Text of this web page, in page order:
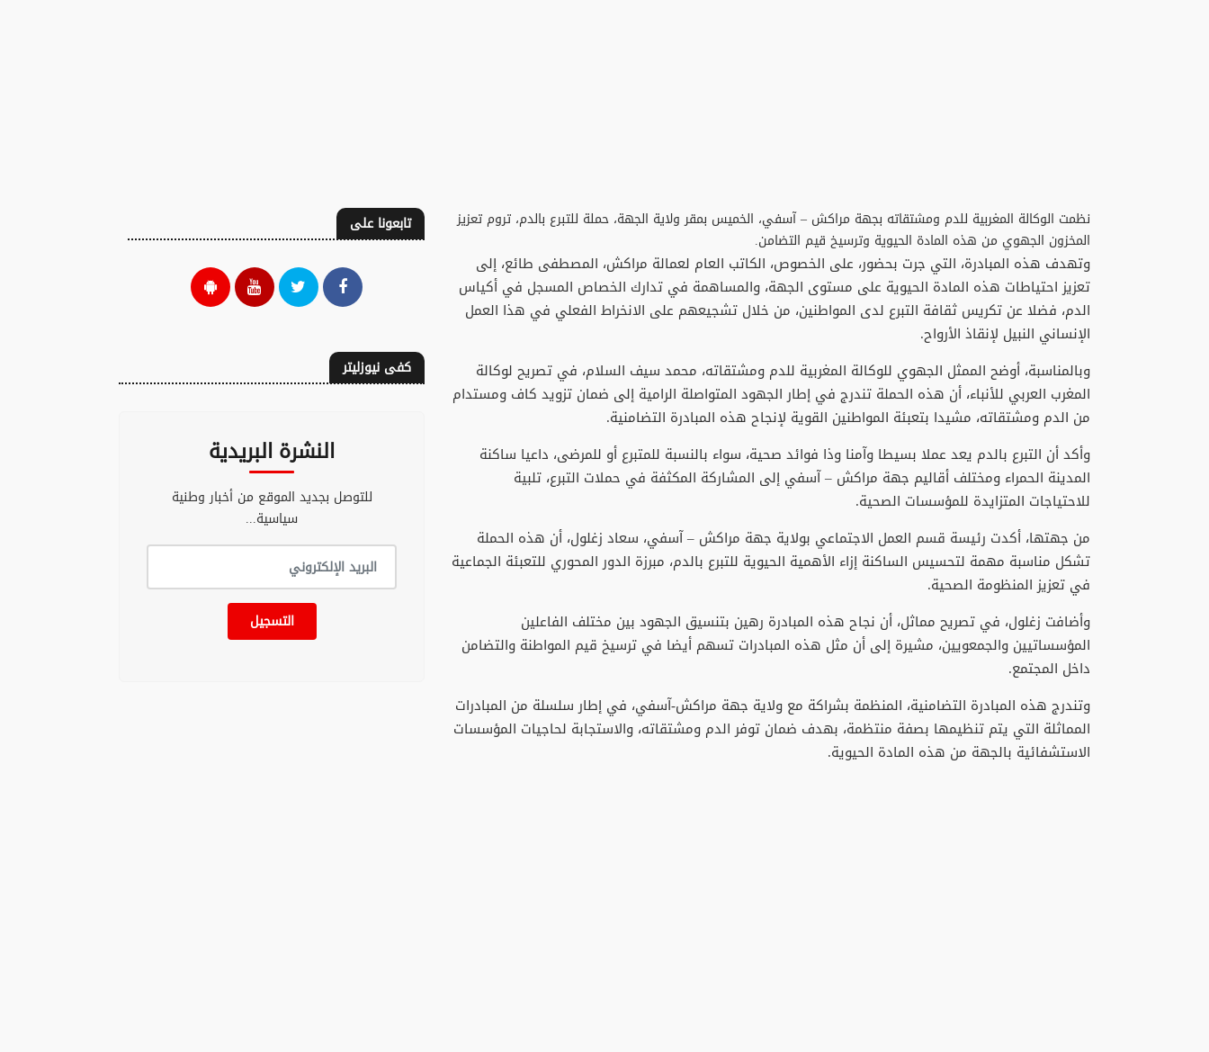
نظمت الوكالة المغربية للدم ومشتقاته بجهة مراكش – آسفي، الخميس بمقر ولاية الجهة، حملة للتبرع بالدم، تروم تعزيز
المخزون الجهوي من هذه المادة الحيوية وترسيخ قيم التضامن.
وتهدف هذه المبادرة، التي جرت بحضور، على الخصوص، الكاتب العام لعمالة مراكش، المصطفى طائع، إلى
تعزيز احتياطات هذه المادة الحيوية على مستوى الجهة، والمساهمة في تدارك الخصاص المسجل في أكياس
الدم، فضلا عن تكريس ثقافة التبرع لدى المواطنين، من خلال تشجيعهم على الانخراط الفعلي في هذا العمل
الإنساني النبيل لإنقاذ الأرواح.
وبالمناسبة، أوضح الممثل الجهوي للوكالة المغربية للدم ومشتقاته، محمد سيف السلام، في تصريح لوكالة
المغرب العربي للأنباء، أن هذه الحملة تندرج في إطار الجهود المتواصلة الرامية إلى ضمان تزويد كاف ومستدام
من الدم ومشتقاته، مشيدا بتعبئة المواطنين القوية لإنجاح هذه المبادرة التضامنية.
وأكد أن التبرع بالدم يعد عملا بسيطا وآمنا وذا فوائد صحية، سواء بالنسبة للمتبرع أو للمرضى، داعيا ساكنة
المدينة الحمراء ومختلف أقاليم جهة مراكش – آسفي إلى المشاركة المكثفة في حملات التبرع، تلبية
للاحتياجات المتزايدة للمؤسسات الصحية.
من جهتها، أكدت رئيسة قسم العمل الاجتماعي بولاية جهة مراكش – آسفي، سعاد زغلول، أن هذه الحملة
تشكل مناسبة مهمة لتحسيس الساكنة إزاء الأهمية الحيوية للتبرع بالدم، مبرزة الدور المحوري للتعبئة الجماعية
في تعزيز المنظومة الصحية.
وأضافت زغلول، في تصريح مماثل، أن نجاح هذه المبادرة رهين بتنسيق الجهود بين مختلف الفاعلين
المؤسساتيين والجمعويين، مشيرة إلى أن مثل هذه المبادرات تسهم أيضا في ترسيخ قيم المواطنة والتضامن
داخل المجتمع.
وتندرج هذه المبادرة التضامنية، المنظمة بشراكة مع ولاية جهة مراكش-آسفي، في إطار سلسلة من المبادرات
المماثلة التي يتم تنظيمها بصفة منتظمة، بهدف ضمان توفر الدم ومشتقاته، والاستجابة لحاجيات المؤسسات
الاستشفائية بالجهة من هذه المادة الحيوية.
تابعونا على
كفى نيوزليتر
النشرة البريدية
للتوصل بجديد الموقع من أخبار وطنية
سياسية...
التسجيل